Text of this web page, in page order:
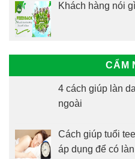
Khách hàng nói
CẨM
4 cách giúp làn
ngoài
Cách giúp tuổi
áp dụng để có